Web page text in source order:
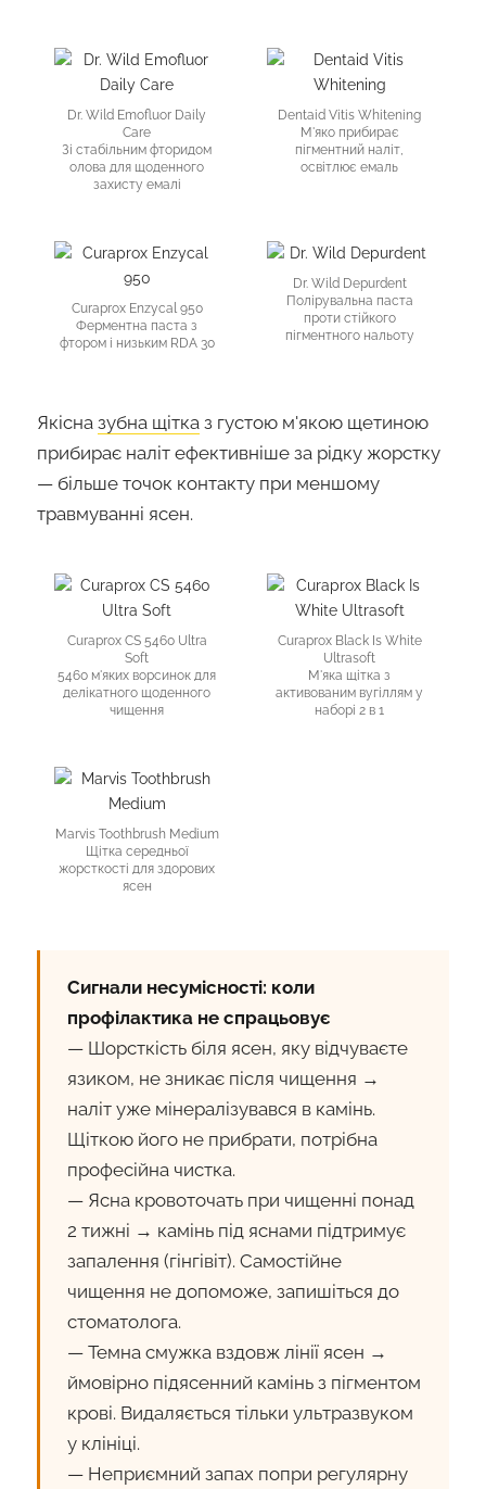
Dr. Wild Emofluor Daily
Care
Зі стабільним фторидом
олова для щоденного
захисту емалі
Dentaid Vitis Whitening
М'яко прибирає
пігментний наліт,
освітлює емаль
Curaprox Enzycal 950
Ферментна паста з
фтором і низьким RDA 30
Dr. Wild Depurdent
Полірувальна паста
проти стійкого
пігментного нальоту
Якісна зубна щітка з густою м'якою щетиною
прибирає наліт ефективніше за рідку жорстку
— більше точок контакту при меншому
травмуванні ясен.
Curaprox CS 5460 Ultra
Soft
5460 м'яких ворсинок для
делікатного щоденного
чищення
Curaprox Black Is White
Ultrasoft
М'яка щітка з
активованим вугіллям у
наборі 2 в 1
Marvis Toothbrush Medium
Щітка середньої
жорсткості для здорових
ясен
Сигнали несумісності: коли
профілактика не спрацьовує
— Шорсткість біля ясен, яку відчуваєте
язиком, не зникає після чищення →
наліт уже мінералізувався в камінь.
Щіткою його не прибрати, потрібна
професійна чистка.
— Ясна кровоточать при чищенні понад
2 тижні → камінь під яснами підтримує
запалення (гінгівіт). Самостійне
чищення не допоможе, запишіться до
стоматолога.
— Темна смужка вздовж лінії ясен →
ймовірно підясенний камінь з пігментом
крові. Видаляється тільки ультразвуком
у клініці.
— Неприємний запах попри регулярну